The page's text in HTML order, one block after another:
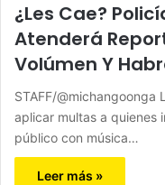
¿Les Cae?
Atenderá
Volúmen Y
STAFF/@michangoonga
aplicar multas a quienes
público con música…
Leer más »